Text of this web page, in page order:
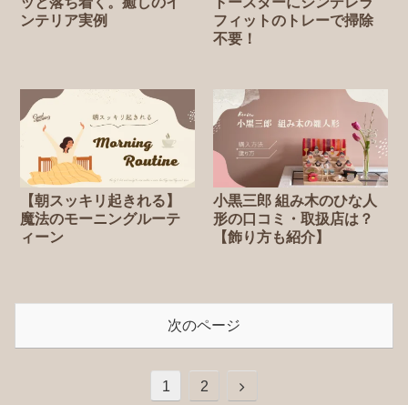
ンテリア実例
フィットのトレーで掃除
不要！
【朝スッキリ起きれる】
魔法のモーニングルーテ
ィーン
小黒三郎 組み木のひな人
形の口コミ・取扱店は？
【飾り方も紹介】
次のページ
1 2
次